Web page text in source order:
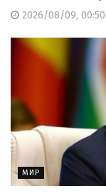
2026/08/09, 00:50
МИР